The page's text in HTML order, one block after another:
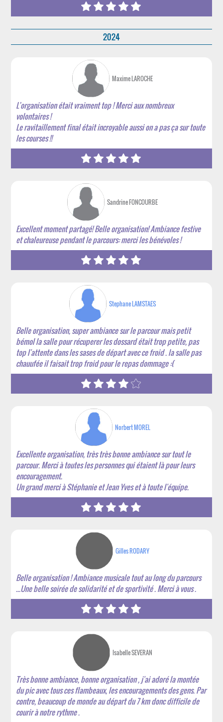
2024
Maxime LAROCHE
L’organisation était vraiment top ! Merci aux nombreux
volontaires !
Le ravitaillement final était incroyable aussi on a pas ça sur toute
les courses !!
Sandrine FONCOURBE
Excellent moment partagé! Belle organisation! Ambiance festive
et chaleureuse pendant le parcours: merci les bénévoles !
Stephane LAMSTAES
Belle organisation, super ambiance sur le parcour mais petit
bémol la salle pour récuperer les dossard était trop petite, pas
top l'attente dans les sases de départ avec ce froid . la salle pas
chauufée il faisait trop froid pour le repas dommage :(
Norbert MOREL
Excellente organisation, très très bonne ambiance sur tout le
parcour. Merci à toutes les personnes qui étaient là pour leurs
encouragement.
Un grand merci à Stéphanie et Jean Yves et à toute l'équipe.
Gilles RODARY
Belle organisation ! Ambiance musicale tout au long du parcours
...Une belle soirée de solidarité et de sportivité . Merci à vous .
Isabelle SEVERAN
Très bonne ambiance, bonne organisation , j'ai adoré la montée
du pic avec tous ces flambeaux, les encouragements des gens. Par
contre, beaucoup de monde au départ du 7 km donc difficile de
courir à notre rythme .